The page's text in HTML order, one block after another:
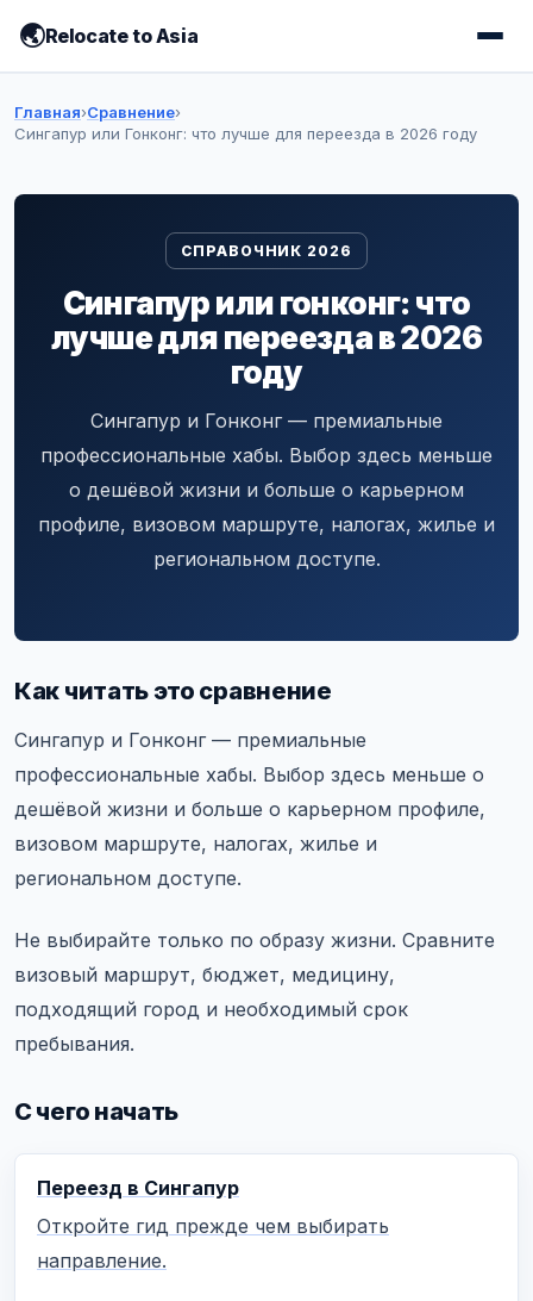
Relocate to Asia
Главная›Сравнение›
Сингапур или Гонконг: что лучше для переезда в 2026 году
СПРАВОЧНИК 2026
Сингапур или гонконг: что
лучше для переезда в 2026
году
Сингапур и Гонконг — премиальные
профессиональные хабы. Выбор здесь меньше
о дешёвой жизни и больше о карьерном
профиле, визовом маршруте, налогах, жилье и
региональном доступе.
Как читать это сравнение
Сингапур и Гонконг — премиальные
профессиональные хабы. Выбор здесь меньше о
дешёвой жизни и больше о карьерном профиле,
визовом маршруте, налогах, жилье и
региональном доступе.
Не выбирайте только по образу жизни. Сравните
визовый маршрут, бюджет, медицину,
подходящий город и необходимый срок
пребывания.
С чего начать
Переезд в Сингапур
Откройте гид прежде чем выбирать
направление.